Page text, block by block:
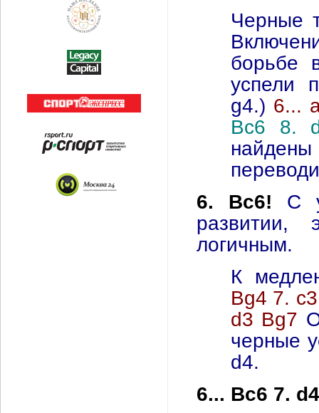
Черные
борьбе
успели
g4.) 6...
Bc6 8.
найдены
6. Bc6! С
развитии,
логичным.
К
Bg4 7.
d3 Bg7
черные
d4.
6... Bc6 7.